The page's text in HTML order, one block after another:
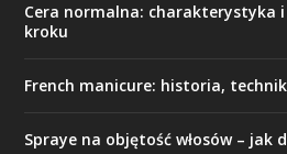
Cera normalna: charakterystyka
kroku
French manicure: historia,
Spraye na objętość włosów – jak